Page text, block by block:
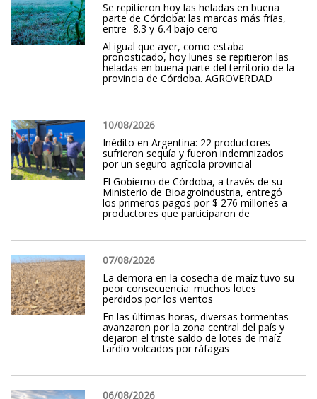
Se repitieron hoy las heladas en buena
parte de Córdoba: las marcas más frías,
entre -8.3 y-6.4 bajo cero
Al igual que ayer, como estaba
pronosticado, hoy lunes se repitieron las
heladas en buena parte del territorio de la
provincia de Córdoba. AGROVERDAD
10/08/2026
Inédito en Argentina: 22 productores
sufrieron sequía y fueron indemnizados
por un seguro agrícola provincial
El Gobierno de Córdoba, a través de su
Ministerio de Bioagroindustria, entregó
los primeros pagos por $ 276 millones a
productores que participaron de
07/08/2026
La demora en la cosecha de maíz tuvo su
peor consecuencia: muchos lotes
perdidos por los vientos
En las últimas horas, diversas tormentas
avanzaron por la zona central del país y
dejaron el triste saldo de lotes de maíz
tardío volcados por ráfagas
06/08/2026